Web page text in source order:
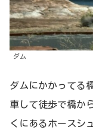
ダム
ダムにかかってる
車して徒歩で橋か
くにあるホースシ